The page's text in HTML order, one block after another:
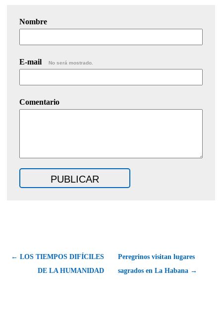
Nombre
E-mail No será mostrado.
Comentario
← LOS TIEMPOS DIFÍCILES
DE LA HUMANIDAD
Peregrinos visitan lugares
sagrados en La Habana →